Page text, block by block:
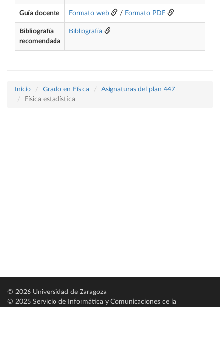
Guía docente Formato web / Formato PDF
Bibliografía
recomendada
Bibliografía
Inicio Grado en Física
Asignaturas del plan 447
Física estadística
© 2026 Universidad de Zaragoza
© 2026 Servicio de Informática y Comunicaciones de la